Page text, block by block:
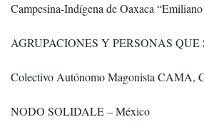
Campesina-Indígena de Oaxaca
AGRUPACIONES Y PERSONAS
Colectivo Autónomo Magonista CAMA,
NODO SOLIDALE – México